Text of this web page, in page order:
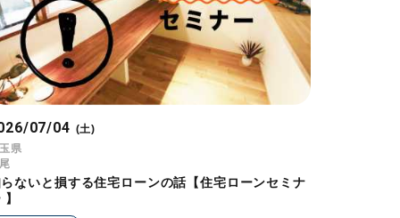
07/04 (土)
県
ないと損する住宅ローンの話【住宅ローンセミナ